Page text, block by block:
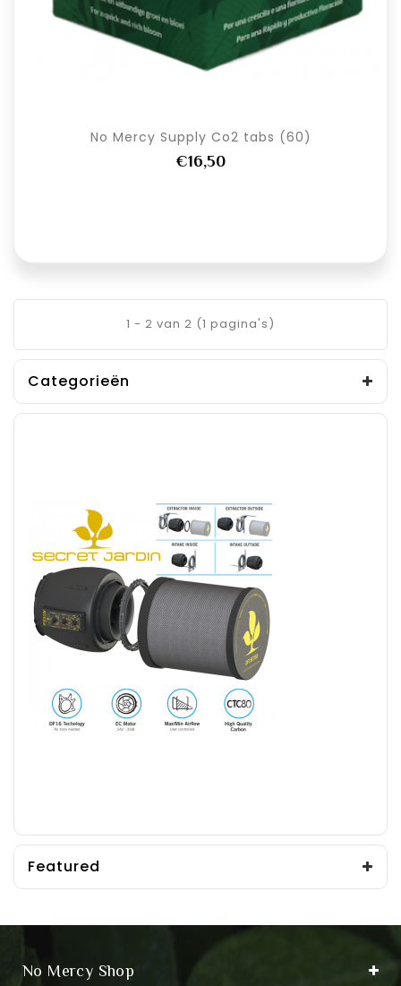
No Mercy Supply Co2 tabs (60)
€16,50
1 - 2 van 2 (1 pagina's)
Categorieën
Featured
No Mercy Shop